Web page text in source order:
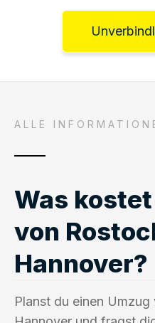
ALLE
Was
von
Hannover?
Planst du einen